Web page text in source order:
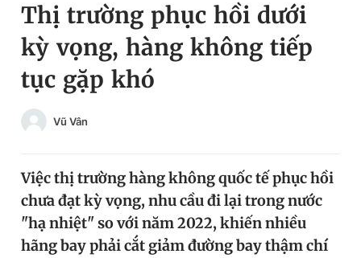
Chuyên mục
Chuyên mục khác
Chào ngày mới
Video Magazine
Đổi mật khẩu
Tin đã lưu
Tin đã xem
Thị trường phục hồi dưới
kỳ vọng, hàng không tiếp
tục gặp khó
Vũ Vân
Việc thị trường hàng không quốc tế phục hồi
chưa đạt kỳ vọng, nhu cầu đi lại trong nước
"hạ nhiệt" so với năm 2022, khiến nhiều
hãng bay phải cắt giảm đường bay thậm chí